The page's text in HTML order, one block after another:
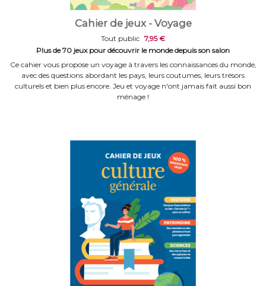
Cahier de jeux - Voyage
Tout public 7,95 €
Plus de 70 jeux pour découvrir le monde depuis son salon
Ce cahier vous propose un voyage à travers les connaissances du monde,
avec des questions abordant les pays, leurs coutumes, leurs trésors
culturels et bien plus encore. Jeu et voyage n'ont jamais fait aussi bon
ménage !